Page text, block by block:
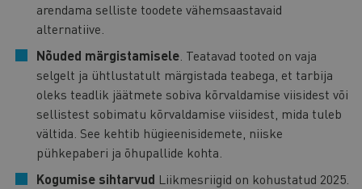
arendama selliste toodete vähemsaastavaid
alternatiive.
Nõuded märgistamisele. Teatavad tooted on vaja
selgelt ja ühtlustatult märgistada teabega, et tarbija
oleks teadlik jäätmete sobiva kõrvaldamise viisidest või
sellistest sobimatu kõrvaldamise viisidest, mida tuleb
vältida. See kehtib hügieenisidemete, niiske
pühkepaberi ja õhupallide kohta.
Kogumise sihtarvud Liikmesriigid on kohustatud 2025.